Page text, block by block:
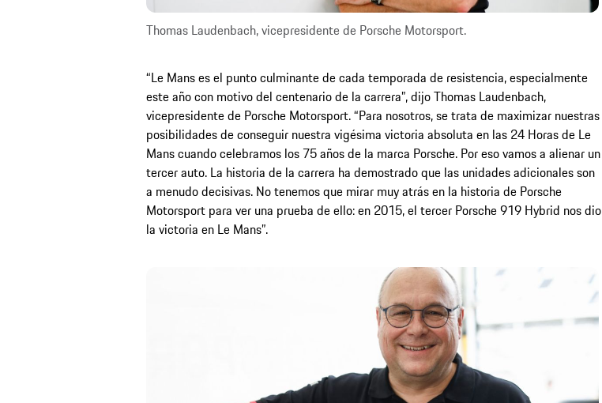
Thomas Laudenbach, vicepresidente de Porsche Motorsport.
“Le Mans es el punto culminante de cada temporada de resistencia, especialmente
este año con motivo del centenario de la carrera”, dijo Thomas Laudenbach,
vicepresidente de Porsche Motorsport. “Para nosotros, se trata de maximizar nuestras
posibilidades de conseguir nuestra vigésima victoria absoluta en las 24 Horas de Le
Mans cuando celebramos los 75 años de la marca Porsche. Por eso vamos a alienar un
tercer auto. La historia de la carrera ha demostrado que las unidades adicionales son
a menudo decisivas. No tenemos que mirar muy atrás en la historia de Porsche
Motorsport para ver una prueba de ello: en 2015, el tercer Porsche 919 Hybrid nos dio
la victoria en Le Mans”.